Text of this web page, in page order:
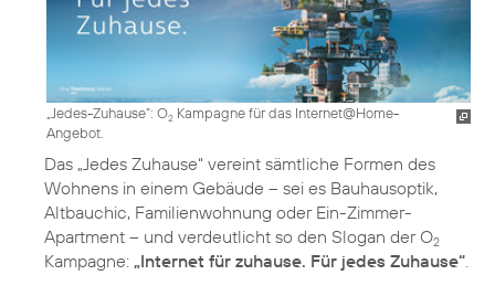
„Jedes-Zuhause“: O2 Kampagne für das Internet@Home-
Angebot.
Das „Jedes Zuhause“ vereint sämtliche Formen des
Wohnens in einem Gebäude – sei es Bauhausoptik,
Altbauchic, Familienwohnung oder Ein-Zimmer-
Apartment – und verdeutlicht so den Slogan der O2
Kampagne: „Internet für zuhause. Für jedes Zuhause“.